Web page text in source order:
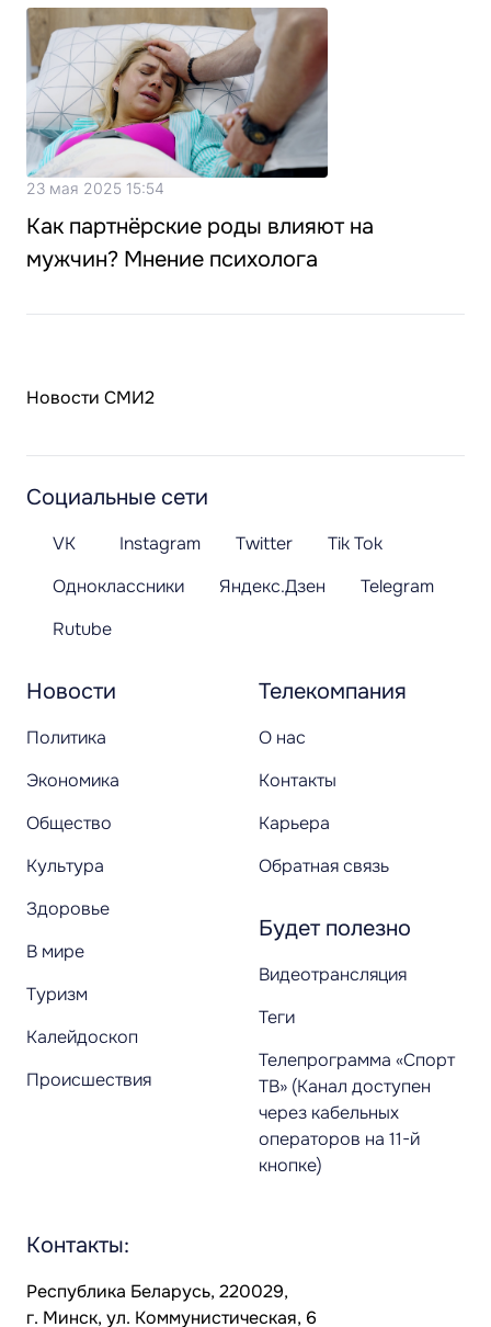
23 мая 2025 15:54
Как партнёрские роды влияют на
мужчин? Мнение психолога
Новости СМИ2
Новости
Политика
Экономика
Общество
Культура
Здоровье
В мире
Туризм
Калейдоскоп
Происшествия
Телекомпания
О нас
Контакты
Карьера
Обратная связь
Будет полезно
Видеотрансляция
Теги
Телепрограмма «Спорт
ТВ» (Канал доступен
через кабельных
операторов на 11-й
кнопке)
Социальные сети
VK Instagram Twitter
Tik Tok
Одноклассники
Яндекс.Дзен
Telegram
Rutube
Контакты:
Республика Беларусь, 220029,
г. Минск, ул. Коммунистическая, 6